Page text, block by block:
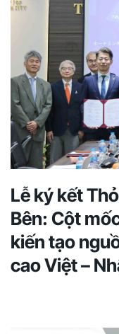
Lễ ký kết
Bên: Cột
kiến tạo
cao Việt –